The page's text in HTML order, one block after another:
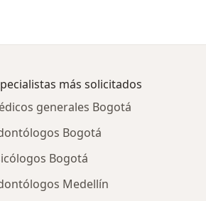
más solicitados
generales Bogotá
Bogotá
Bogotá
Medellín